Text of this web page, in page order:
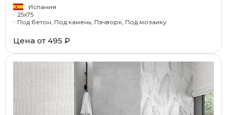
Испания
25x75
Под бетон, Под камень, Пэчворк, Под мозаику
Цена от 495 ₽